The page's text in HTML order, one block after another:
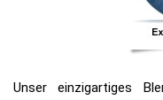
Unser einzigartiges